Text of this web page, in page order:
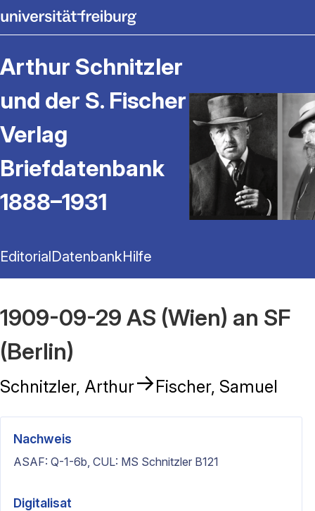
Arthur Schnitzler
und der S. Fischer
Verlag
Briefdatenbank
1888–1931
EditorialDatenbankHilfe
1909-09-29 AS (Wien) an SF
(Berlin)
Schnitzler, Arthur→Fischer, Samuel
Nachweis
ASAF: Q-1-6b, CUL: MS Schnitzler B121
Digitalisat